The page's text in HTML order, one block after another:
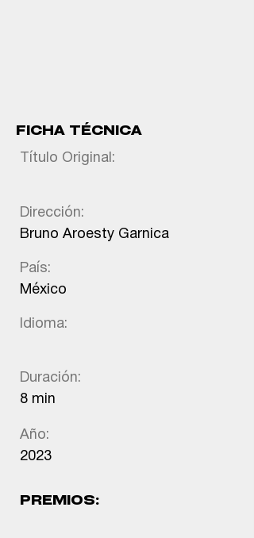
FICHA TÉCNICA
Título Original:
Dirección:
Bruno Aroesty Garnica
País:
México
Idioma:
Duración:
8 min
Año:
2023
PREMIOS: